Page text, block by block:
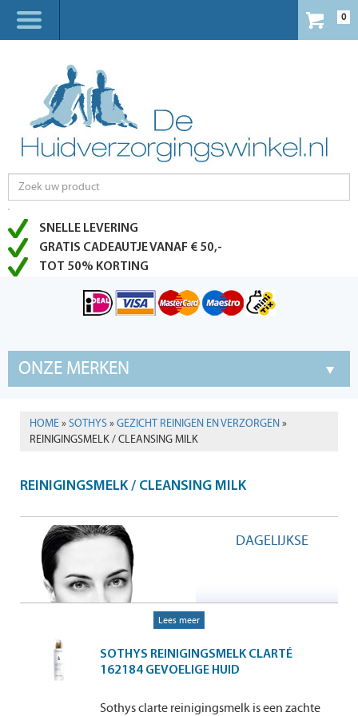
0
SNELLE LEVERING
GRATIS CADEAUTJE VANAF € 50,-
TOT 50% KORTING
ONZE MERKEN
HOME»SOTHYS»GEZICHT REINIGEN EN VERZORGEN »
REINIGINGSMELK / CLEANSING MILK
REINIGINGSMELK / CLEANSING MILK
DAGELIJKSE
Lees meer
SOTHYS REINIGINGSMELK CLARTÉ
162184 GEVOELIGE HUID
Sothys clarte reinigingsmelk is een zachte